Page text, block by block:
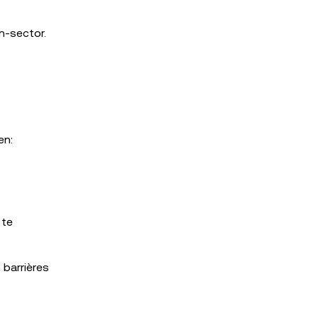
sector.
te
barrières